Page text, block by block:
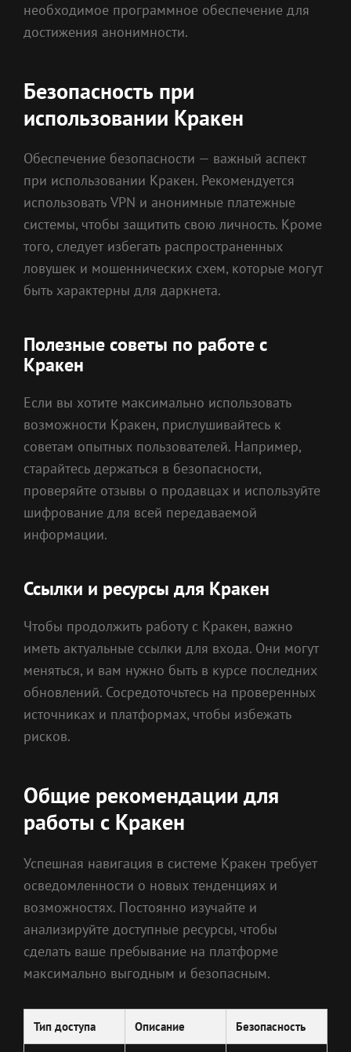
необходимое программное обеспечение для
достижения анонимности.
Безопасность при
использовании Кракен
Обеспечение безопасности — важный аспект
при использовании Кракен. Рекомендуется
использовать VPN и анонимные платежные
системы, чтобы защитить свою личность. Кроме
того, следует избегать распространенных
ловушек и мошеннических схем, которые могут
быть характерны для даркнета.
Полезные советы по работе с
Кракен
Если вы хотите максимально использовать
возможности Кракен, прислушивайтесь к
советам опытных пользователей. Например,
старайтесь держаться в безопасности,
проверяйте отзывы о продавцах и используйте
шифрование для всей передаваемой
информации.
Ссылки и ресурсы для Кракен
Чтобы продолжить работу с Кракен, важно
иметь актуальные ссылки для входа. Они могут
меняться, и вам нужно быть в курсе последних
обновлений. Сосредоточьтесь на проверенных
источниках и платформах, чтобы избежать
рисков.
Общие рекомендации для
работы с Кракен
Успешная навигация в системе Кракен требует
осведомленности о новых тенденциях и
возможностях. Постоянно изучайте и
анализируйте доступные ресурсы, чтобы
сделать ваше пребывание на платформе
максимально выгодным и безопасным.
Тип доступа Описание Безопасность